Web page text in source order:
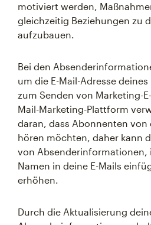
motiviert werden,
gleichzeitig Beziehungen zu
aufzubauen.
Bei den
um die E-Mail-Adresse
zum Senden von Marketing-
Mail-Marketing-Plattform
daran, dass Abonnenten von
hören möchten, daher kann
von Absenderinformationen,
Namen in deine E-Mails
erhöhen.
Durch die Aktualisierung